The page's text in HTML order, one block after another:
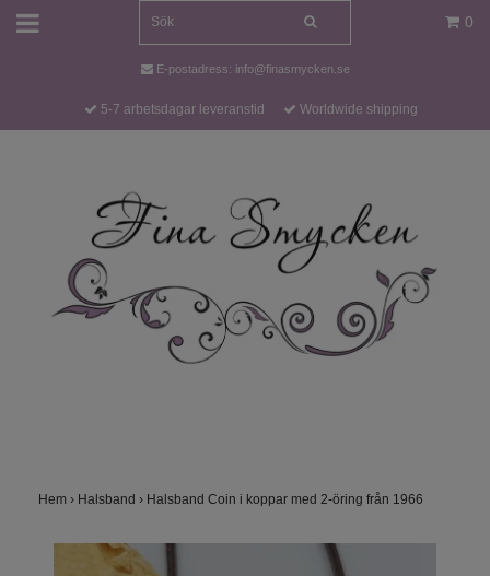
0
E-postadress: info@finasmycken.se
5-7 arbetsdagar leveranstid Worldwide shipping
Hem › Halsband › Halsband Coin i koppar med 2-öring från 1966